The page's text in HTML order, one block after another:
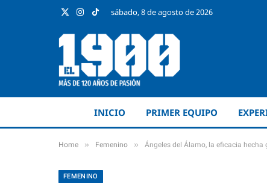
X
Instagram
TikToksábado, 8 de agosto de 2026
INICIO PRIMER EQUIPO
Home » Femenino » Ángeles del Álamo, la eficacia hecha
FEMENINO